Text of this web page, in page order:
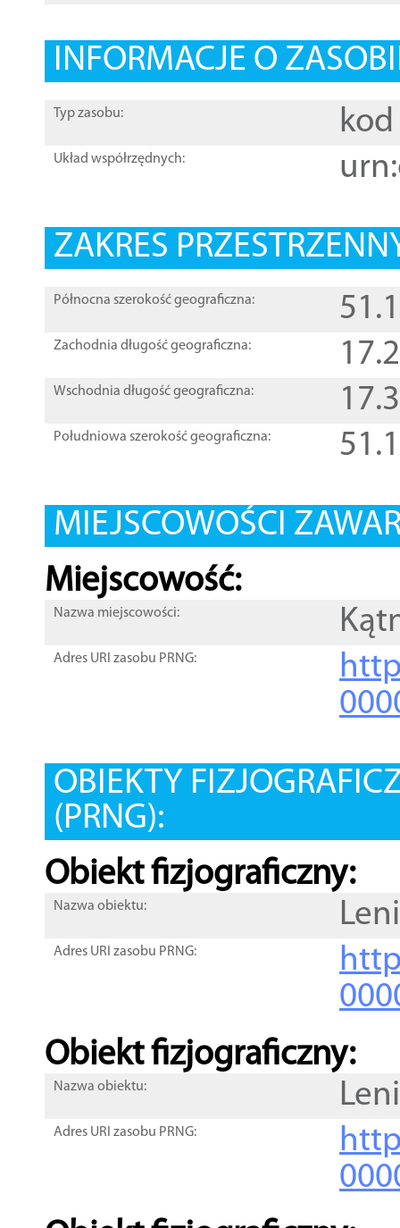
INFORMACJE O
Typ zasobu: kod
Układ współrzędnych:
ZAKRES
Północna szerokość geograficzna:
Zachodnia długość geograficzna:
Wschodnia długość geograficzna:
Południowa szerokość geograficzna:
MIEJSCOWOŚCI
Miejscowość:
Nazwa miejscowości:
Adres URI zasobu PRNG:
OBIEKTY
(PRNG):
Obiekt fizjograficzny:
Nazwa obiektu:
Adres URI zasobu PRNG:
Obiekt fizjograficzny:
Nazwa obiektu:
Adres URI zasobu PRNG: